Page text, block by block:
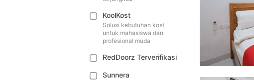
KoolKost
Solusi kebutuhan kost
untuk mahasiswa dan
profesional muda
RedDoorz Terverifikasi
Sunnera